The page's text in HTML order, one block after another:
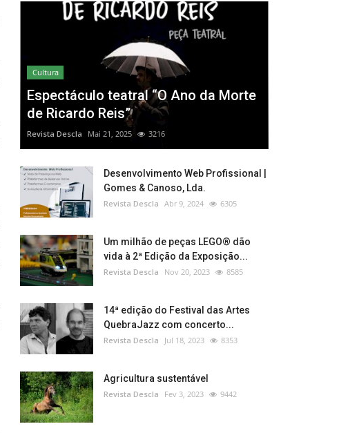
Cultura
Espectáculo teatral “O Ano da Morte
de Ricardo Reis”
Revista Descla Mai 21, 2025 3216
Desenvolvimento Web Profissional |
Gomes & Canoso, Lda.
Revista Descla Abr 9, 2024 6305
Um milhão de peças LEGO® dão
vida à 2ª Edição da Exposição...
Revista Descla Nov 20, 2023 8585
14ª edição do Festival das Artes
QuebraJazz com concerto...
Revista Descla Jul 18, 2023 8353
Agricultura sustentável
Revista Descla Fev 3, 2023 9442